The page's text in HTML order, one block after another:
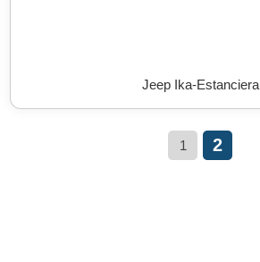
Jeep Ika-Estanciera
1 2